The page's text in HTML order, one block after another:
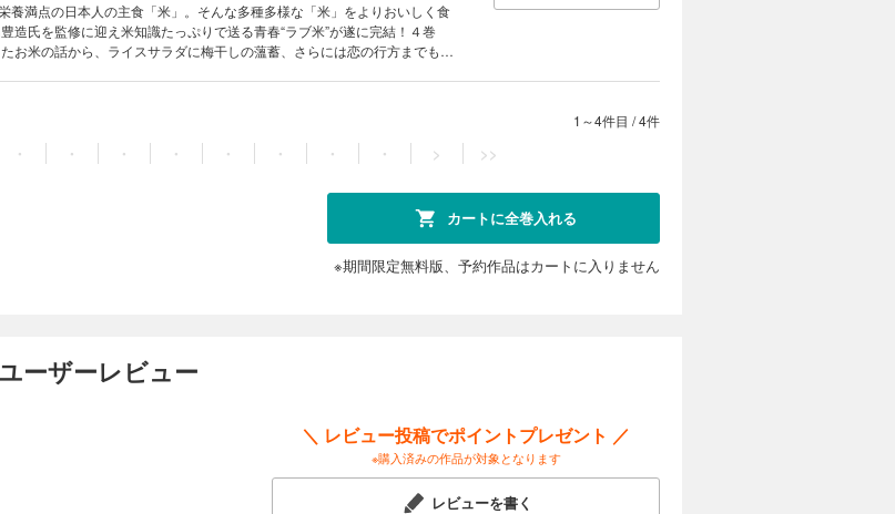
養満点の日本人の主食「米」。そんな多種多様な「米」をよりおいしく食
造氏を監修に迎え米知識たっぷりで送る青春“ラブ米”が遂に完結！４巻
お米の話から、ライスサラダに梅干しの薀蓄、さらには恋の行方までもが
1～4件目 /4件
・ ・ ・ ・ ・ ・ ・ ・ > >>
カートに全巻入れる
※期間限定無料版、予約作品はカートに入りません
ーザーレビュー
＼ レビュー投稿でポイントプレゼント ／
※購入済みの作品が対象となります
レビューを書く